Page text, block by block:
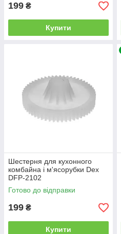
199 ₴
Купити
Шестерня для кухонного
комбайна і м'ясорубки Dex
DFP-2102
Готово до відправки
199 ₴
Купити